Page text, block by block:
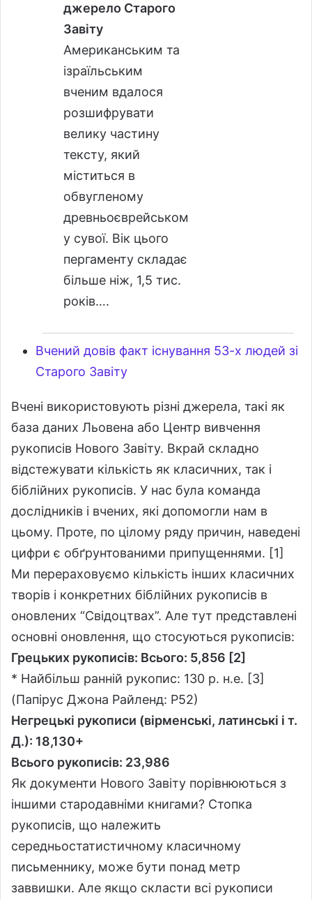
джерело Старого
Завіту
Американським та
ізраїльським
вченим вдалося
розшифрувати
велику частину
тексту, який
міститься в
обвугленому
древньоєврейськом
у сувої. Вік цього
пергаменту складає
більше ніж, 1,5 тис.
років….
Вчений довів факт існування 53-х людей зі
Старого Завіту
Вчені використовують різні джерела, такі як
база даних Льовена або Центр вивчення
рукописів Нового Завіту. Вкрай складно
відстежувати кількість як класичних, так і
біблійних рукописів. У нас була команда
дослідників і вчених, які допомогли нам в
цьому. Проте, по цілому ряду причин, наведені
цифри є обґрунтованими припущеннями. [1]
Ми перераховуємо кількість інших класичних
творів і конкретних біблійних рукописів в
оновлених “Свідоцтвах”. Але тут представлені
основні оновлення, що стосуються рукописів:
Грецьких рукописів: Всього: 5,856 [2]
* Найбільш ранній рукопис: 130 р. н.е. [3]
(Папірус Джона Райленд: Р52)
Негрецькі рукописи (вірменські, латинські і т.
Д.): 18,130+
Всього рукописів: 23,986
Як документи Нового Завіту порівнюються з
іншими стародавніми книгами? Стопка
рукописів, що належить
середньостатистичному класичному
письменнику, може бути понад метр
заввишки. Але якщо скласти всі рукописи